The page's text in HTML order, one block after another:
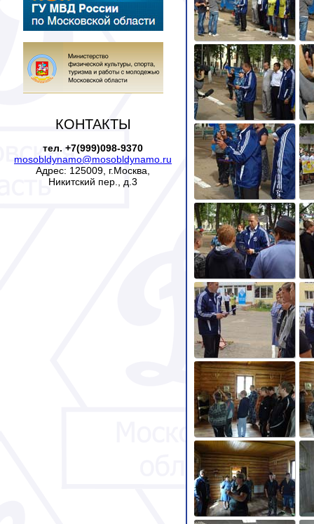
КОНТАКТЫ
тел. +7(999)098-9370
mosobldynamo@mosobldynamo.ru
Адрес: 125009, г.Москва,
Никитский пер., д.3